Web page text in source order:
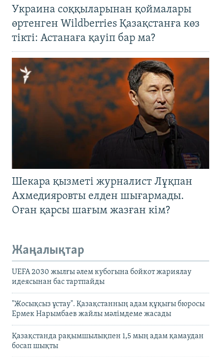
Украина соққыларынан қоймалары
өртенген Wildberries Қазақстанға көз
тікті: Астанаға қауіп бар ма?
Шекара қызметі журналист Лұқпан
Ахмедияровты елден шығармады.
Оған қарсы шағым жазған кім?
Жаңалықтар
UEFA 2030 жылғы әлем кубогына бойкот жариялау
идеясынан бас тартпайды
"Жосықсыз ұстау". Қазақстанның адам құқығы бюросы
Ермек Нарымбаев жайлы мәлімдеме жасады
Қазақстанда рақымшылықпен 1,5 мың адам қамаудан
босап шықты